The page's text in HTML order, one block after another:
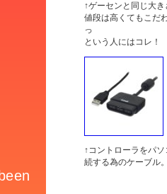
↑ゲーセンと同じ大き
値段は高くてもこだ
っ
という人にはコレ！
↑コントローラをパ
続する為のケーブル。